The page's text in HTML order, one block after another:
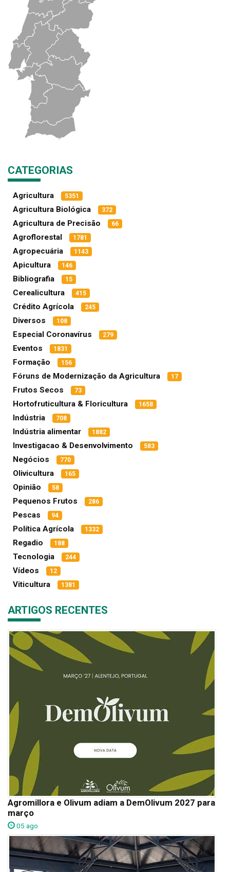
CATEGORIAS
Agricultura 5351
Agricultura Biológica 372
Agricultura de Precisão 66
Agroflorestal 1781
Agropecuária 1143
Apicultura 146
Bibliografia 15
Cerealicultura 415
Crédito Agrícola 245
Diversos 108
Especial Coronavírus 279
Eventos 1831
Formação 156
Fóruns de Modernização da Agricultura 17
Frutos Secos 73
Hortofruticultura & Floricultura 1658
Indústria 708
Indústria alimentar 1882
Investigacao & Desenvolvimento 583
Negócios 770
Olivicultura 165
Opinião 58
Pequenos Frutos 286
Pescas 94
Política Agrícola 1332
Regadio 188
Tecnologia 244
Vídeos 12
Viticultura 1381
ARTIGOS RECENTES
Agromillora e Olivum adiam a DemOlivum 2027 para
março
05 ago